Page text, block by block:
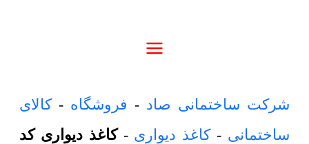
شرکت ساختمانی صاد - فروشگاه -کالای
ساختمانی -کاغذ دیواری -کاغذ دیواری کد